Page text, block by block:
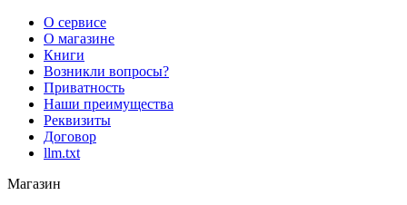
О сервисе
О магазине
Книги
Возникли вопросы?
Приватность
Наши преимущества
Реквизиты
Договор
llm.txt
Магазин